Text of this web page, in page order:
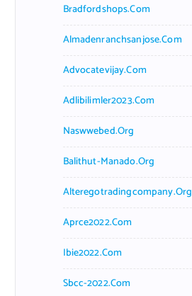
Bradfordshops.com
Almadenranchsanjose.com
Advocatevijay.com
Adlibilimler2023.com
Naswwebed.org
Balithut-Manado.org
Alteregotradingcompany.org
Aprce2022.com
Ibie2022.com
Sbcc-2022.com